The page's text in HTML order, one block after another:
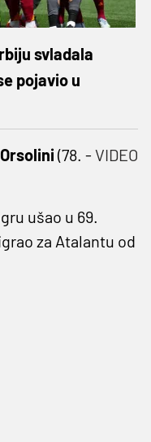
svladala
pojavio u
Orsolini (78. - VIDEO
ušao u 69.
za Atalantu od